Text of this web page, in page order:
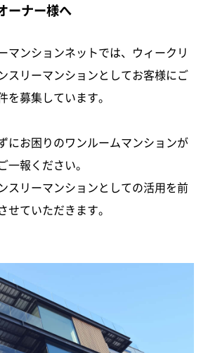
ーナー様へ
マンションネットでは、ウィークリ
スリーマンションとしてお客様にご
募集しています。
にお困りのワンルームマンションが
一報ください。
スリーマンションとしての活用を前
ていただきます。